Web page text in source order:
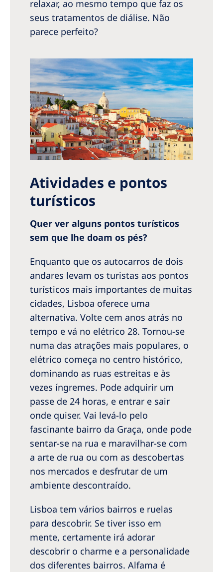
North America
United States of America
NephroCare International
Global Website
relaxar, ao mesmo tempo que faz os
seus tratamentos de diálise. Não
parece perfeito?
Atividades e pontos
turísticos
Quer ver alguns pontos turísticos
sem que lhe doam os pés?
Enquanto que os autocarros de dois
andares levam os turistas aos pontos
turísticos mais importantes de muitas
cidades, Lisboa oferece uma
alternativa. Volte cem anos atrás no
tempo e vá no elétrico 28. Tornou-se
numa das atrações mais populares, o
elétrico começa no centro histórico,
dominando as ruas estreitas e às
vezes íngremes. Pode adquirir um
passe de 24 horas, e entrar e sair
onde quiser. Vai levá-lo pelo
fascinante bairro da Graça, onde pode
sentar-se na rua e maravilhar-se com
a arte de rua ou com as descobertas
nos mercados e desfrutar de um
ambiente descontraído.
Lisboa tem vários bairros e ruelas
para descobrir. Se tiver isso em
mente, certamente irá adorar
descobrir o charme e a personalidade
dos diferentes bairros. Alfama é